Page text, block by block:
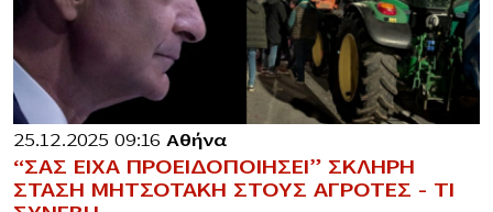
25.12.2025 09:16 Αθήνα
“ΣΑΣ ΕΙΧΑ ΠΡΟΕΙΔΟΠΟΙΗΣΕΙ” ΣΚΛΗΡΗ
ΣΤΑΣΗ ΜΗΤΣΟΤΑΚΗ ΣΤΟΥΣ ΑΓΡΟΤΕΣ – ΤΙ